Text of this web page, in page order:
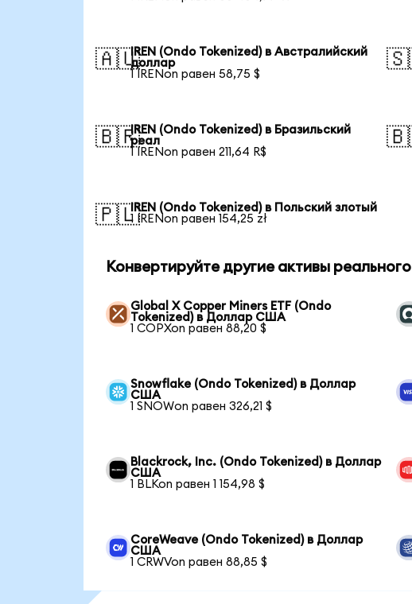
🇦🇺IREN (Ondo Tokenized) в Австралийский
доллар
1 IRENon равен 58,75 $
🇧🇷IREN (Ondo Tokenized) в Бразильский
реал
1 IRENon равен 211,64 R$
🇵🇱IREN (Ondo Tokenized) в Польский злотый
1 IRENon равен 154,25 zł
Конвертируйте другие активы
Global X Copper Miners ETF (Ondo
Tokenized) в Доллар США
1 COPXon равен 88,20 $
Snowflake (Ondo Tokenized) в Доллар
США
1 SNOWon равен 326,21 $
Blackrock, Inc. (Ondo Tokenized) в Доллар
США
1 BLKon равен 1 154,98 $
CoreWeave (Ondo Tokenized) в Доллар
США
1 CRWVon равен 88,85 $